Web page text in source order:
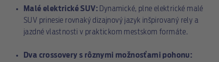
Malé elektrické SUV: Dynamické, plne elektrické malé
SUV prinesie rovnaký dizajnový jazyk inšpirovaný rely a
jazdné vlastnosti v praktickom mestskom formáte.
Dva crossovery s rôznymi možnosťami pohonu: